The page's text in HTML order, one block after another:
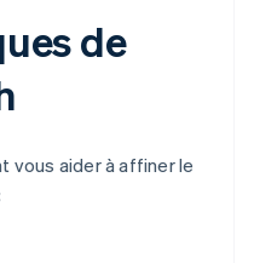
de
vous aider à affiner le